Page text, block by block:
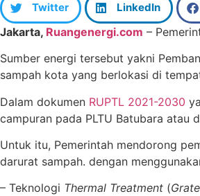
Twitter LinkedIn
Jakarta, Ruangenergi.com –
Sumber energi tersebut yakni
sampah kota yang berlokasi di
Dalam dokumen RUPTL 2021-2030
campuran pada PLTU Batubara atau
Untuk itu, Pemerintah mendorong
darurat sampah. dengan
– Teknologi Thermal Treatment (Grate